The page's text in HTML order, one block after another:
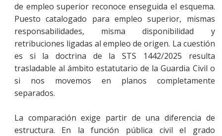
de empleo superior reconoce enseguida el esquema.
Puesto catalogado para empleo superior, mismas
responsabilidades, misma disponibilidad y
retribuciones ligadas al empleo de origen. La cuestión
es si la doctrina de la STS 1442/2025 resulta
trasladable al ámbito estatutario de la Guardia Civil o
si nos movemos en planos completamente
separados.
La comparación exige partir de una diferencia de
estructura. En la función pública civil el grado